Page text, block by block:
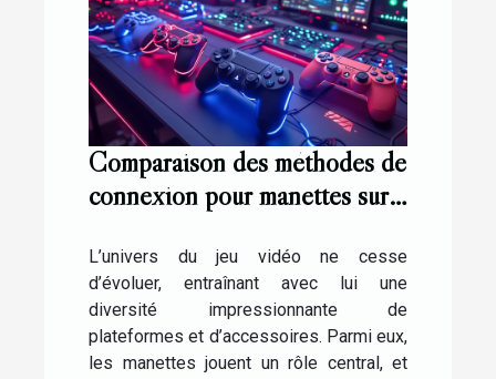
Comparaison des méthodes de
connexion pour manettes sur
L’univers du jeu vidéo ne cesse
d’évoluer, entraînant avec lui une
diversité impressionnante de
plateformes et d’accessoires. Parmi eux,
les manettes jouent un rôle central, et